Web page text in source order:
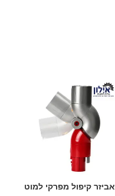
אביזר קיפול מפרקי למוט